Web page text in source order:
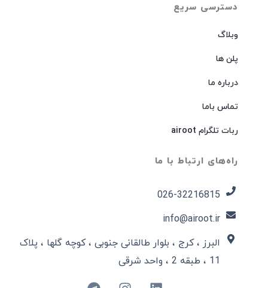
دسترسی سریع
وبلاگ
پلن ها
درباره ما
تماس باما
ربات تلگرام airoot
راه‌های ارتباط با ما
026-32216815​
info@airoot.ir
البرز ، کرج ، بلوار طالقانی جنوبی ، کوچه گلها ، پلاک
11 ، طبقه 2 ، واحد شرقی